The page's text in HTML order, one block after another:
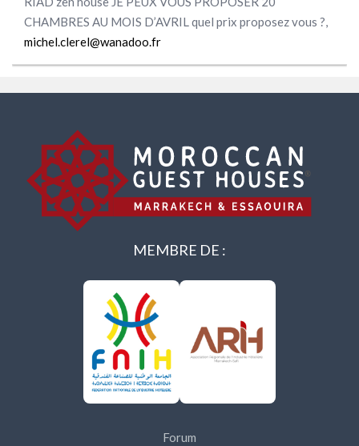
CHAMBRES AU MOIS D’AVRIL quel prix proposez vous ?,
michel.clerel@wanadoo.fr
MEMBRE DE :
Forum